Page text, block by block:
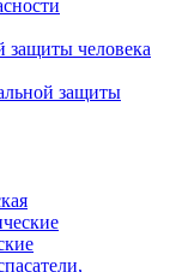
защиты человека
защиты